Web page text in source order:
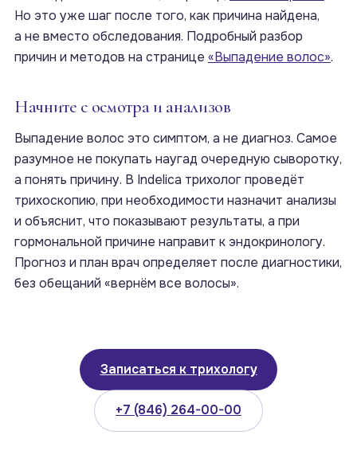
Но это уже шаг после того, как причина найдена,
а не вместо обследования. Подробный разбор
причин и методов на странице «Выпадение волос».
Начните с осмотра и анализов
Выпадение волос это симптом, а не диагноз. Самое
разумное не покупать наугад очередную сыворотку,
а понять причину. В Indelica трихолог проведёт
трихоскопию, при необходимости назначит анализы
и объяснит, что показывают результаты, а при
гормональной причине направит к эндокринологу.
Прогноз и план врач определяет после диагностики,
без обещаний «вернём все волосы».
Записаться к трихологу
+7 (846) 264-00-00